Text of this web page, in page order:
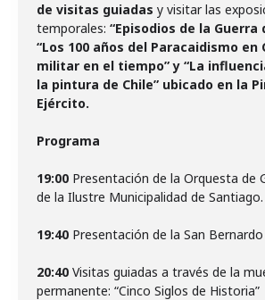
de visitas guiadas y visitar las
temporales: “Episodios de la Guerra
“Los 100 años del Paracaidismo en
militar en el tiempo” y “La
la pintura de Chile” ubicado en la
Ejército.
Programa
19:00 Presentación de la Orquesta de
de la Ilustre Municipalidad de Santiago.
19:40 Presentación de la San
20:40 Visitas guiadas a través de la
permanente: “Cinco Siglos de Historia”